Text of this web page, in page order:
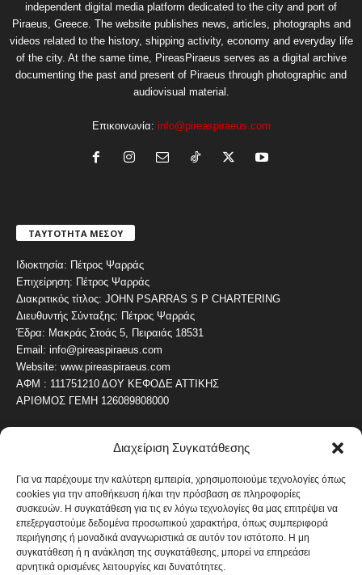
Διαχείριση Συγκατάθεσης
Για να παρέχουμε την καλύτερη εμπειρία, χρησιμοποιούμε τεχνολογίες όπως
cookies για την αποθήκευση ή/και την πρόσβαση σε πληροφορίες
συσκευών. Η συγκατάθεση για τις εν λόγω τεχνολογίες θα μας επιτρέψει να
επεξεργαστούμε δεδομένα προσωπικού χαρακτήρα, όπως συμπεριφορά
περιήγησης ή μοναδικά αναγνωριστικά σε αυτόν τον ιστότοπο. Η μη
συγκατάθεση ή η ανάκληση της συγκατάθεσης, μπορεί να επηρεάσει
αρνητικά ορισμένες λειτουργίες και δυνατότητες.
independent digital media platform dedicated to the city and port of
Piraeus, Greece. The website publishes news, articles, photographs and
videos related to the history, shipping activity, economy and everyday life
of the city. At the same time, PireasPiraeus serves as a digital archive
documenting the past and present of Piraeus through photographic and
audiovisual material.
Επικοινωνία: info@pireaspiraeus.com
ΤΑΥΤΟΤΗΤΑ ΜΕΣΟΥ
Ιδιοκτησία: Πέτρος Ψαρράς
Επιχείρηση: Πέτρος Ψαρράς
Διακριτικός τίτλος: JOHN PSARRAS S P CHARTERING
Διευθυντής Σύνταξης: Πέτρος Ψαρράς
Έδρα: Μακράς Στοάς 5, Πειραιάς 18531
Email: info@pireaspiraeus.com
Website: www.pireaspiraeus.com
ΑΦΜ : 111751210 ΔΟΥ ΚΕΦΟΔΕ ΑΤΤΙΚΗΣ
ΑΡΙΘΜΟΣ ΓΕΜΗ 126089808000
ΔΗΜΟΦΙΛΗ ΚΑΤΗΓΟΡΙΑ
ΝΕΑ ΤΟΥ ΠΕΙΡΑΙΑ
ΟΛΥΜΠΙΑΚΟΣ
ΑΛΛΑ ΚΟΙΝΩΝΙΚΑ
ΕΙΔΗΣΕΙΣ ΝΑΥΤΙΛΙΑ